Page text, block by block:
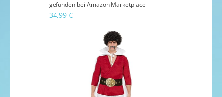
gefunden bei Amazon Marketplace
34,99 €